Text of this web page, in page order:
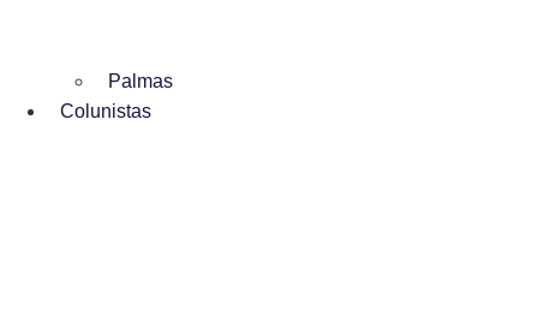
Palmas
Colunistas